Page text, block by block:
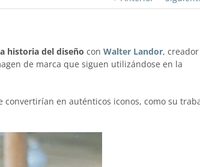
historia del diseño con Walter Landor,
de marca que siguen utilizándose en la
en auténticos iconos, como su